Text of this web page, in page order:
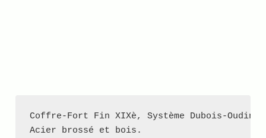
Coffre-Fort Fin XIXè, Système Dubois-Oudin
Acier brossé et bois.